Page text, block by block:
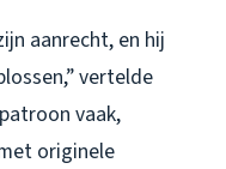
aanrecht, en hij
vertelde
vaak,
originele